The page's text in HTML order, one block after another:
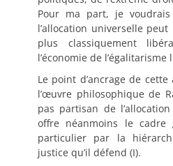
Pour ma part, je voudrais
l’allocation universelle
plus classiquement
l’économie de l’égalitarisme
Le point d’ancrage de
l’œuvre philosophique de
pas partisan de
offre néanmoins le cadre
particulier par la
justice qu’il défend (I).